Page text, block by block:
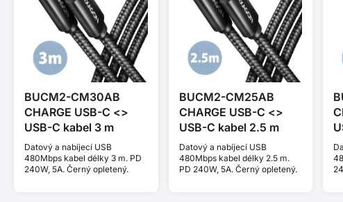
BUCM2-CM30AB
CHARGE USB-C <>
USB-C kabel 3 m
Datový a nabíjecí USB
480Mbps kabel délky 3 m. PD
240W, 5A. Černý opletený.
BUCM2-CM25AB
CHARGE USB-C <>
USB-C kabel 2.5 m
Datový a nabíjecí USB
480Mbps kabel délky 2.5 m.
PD 240W, 5A. Černý opletený.